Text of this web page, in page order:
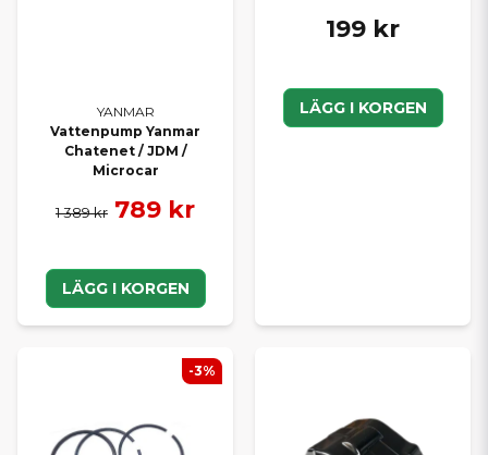
YANMAR
Vattenpump Yanmar
Chatenet / JDM /
Microcar
1 389 kr 789 kr
LÄGG I KORGEN
199 kr
LÄGG I KORGEN
-3%